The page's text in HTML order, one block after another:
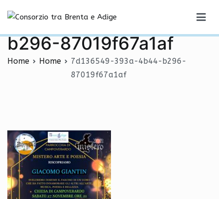
contenuto
7d136549-393a-4b44-
b296-87019f67a1af
Home Home
7d136549-393a-4b44-b296-
87019f67a1af